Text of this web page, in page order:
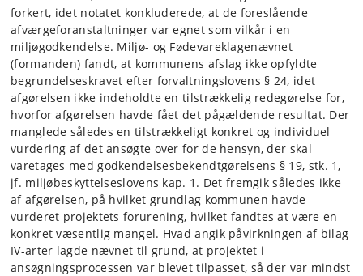
forkert, idet notatet konkluderede, at de foreslående
afværgeforanstaltninger var egnet som vilkår i en
miljøgodkendelse. Miljø- og Fødevareklagenævnet
(formanden) fandt, at kommunens afslag ikke opfyldte
begrundelseskravet efter forvaltningslovens § 24, idet
afgørelsen ikke indeholdte en tilstrækkelig redegørelse for,
hvorfor afgørelsen havde fået det pågældende resultat. Der
manglede således en tilstrækkeligt konkret og individuel
vurdering af det ansøgte over for de hensyn, der skal
varetages med godkendelsesbekendtgørelsens § 19, stk. 1,
jf. miljøbeskyttelseslovens kap. 1. Det fremgik således ikke
af afgørelsen, på hvilket grundlag kommunen havde
vurderet projektets forurening, hvilket fandtes at være en
konkret væsentlig mangel. Hvad angik påvirkningen af bilag
IV-arter lagde nævnet til grund, at projektet i
ansøgningsprocessen var blevet tilpasset, så der var mindst